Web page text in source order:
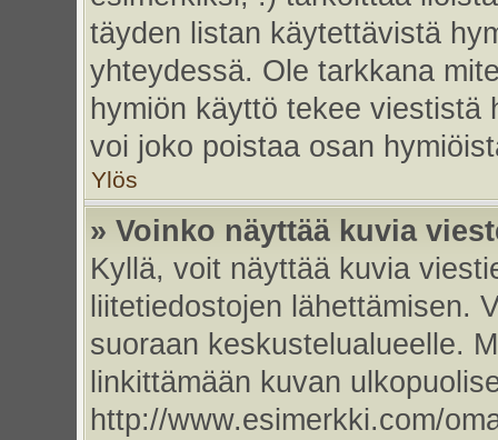
täyden listan käytettävistä
yhteydessä. Ole tarkkana
hymiön käyttö tekee viestistä
voi joko poistaa osan
Ylös
» Voinko näyttää kuvia
Kyllä, voit näyttää kuvia
liitetiedostojen lähettämisen.
suoraan keskustelualueelle.
linkittämään kuvan
http://www.esimerkki.com/